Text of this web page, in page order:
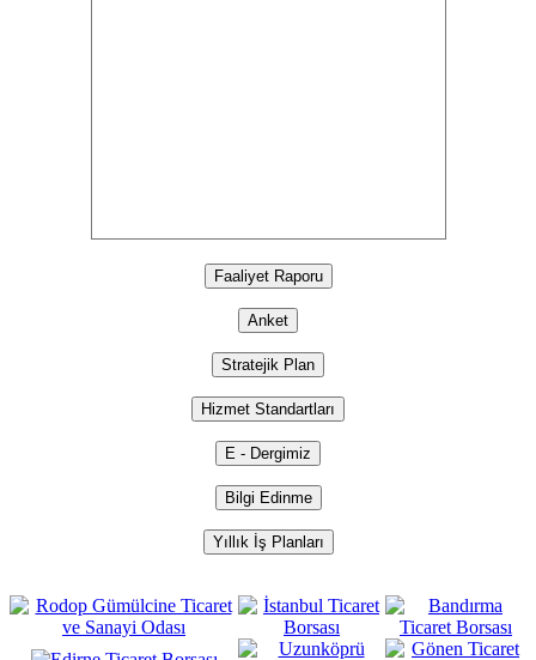
Faaliyet Raporu
Anket
Stratejik Plan
Hizmet Standartları
E - Dergimiz
Bilgi Edinme
Yıllık İş Planları